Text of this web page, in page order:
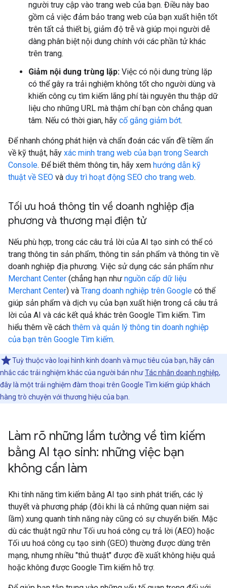
người truy cập vào trang web của bạn. Điều này bao
gồm cả việc đảm bảo trang web của bạn xuất hiện tốt
trên tất cả thiết bị, giảm độ trễ và giúp mọi người dễ
dàng phân biệt nội dung chính với các phần tử khác
trên trang.
Giảm nội dung trùng lặp: Việc có nội dung trùng lặp
có thể gây ra trải nghiệm không tốt cho người dùng và
khiến công cụ tìm kiếm lãng phí tài nguyên thu thập dữ
liệu cho những URL mà thậm chí bạn còn chẳng quan
tâm. Nếu có thời gian, hãy cố gắng giảm bớt.
Để nhanh chóng phát hiện và chẩn đoán các vấn đề tiềm ẩn
về kỹ thuật, hãy xác minh trang web của bạn trong Search
Console. Để biết thêm thông tin, hãy xem hướng dẫn kỹ
thuật về SEO và duy trì hoạt động SEO cho trang web.
Tối ưu hoá thông tin về doanh nghiệp địa
phương và thương mại điện tử
Nếu phù hợp, trong các câu trả lời của AI tạo sinh có thể có
trang thông tin sản phẩm, thông tin sản phẩm và thông tin về
doanh nghiệp địa phương. Việc sử dụng các sản phẩm như
Merchant Center (chẳng hạn như nguồn cấp dữ liệu
Merchant Center) và Trang doanh nghiệp trên Google có thể
giúp sản phẩm và dịch vụ của bạn xuất hiện trong cả câu trả
lời của AI và các kết quả khác trên Google Tìm kiếm. Tìm
hiểu thêm về cách thêm và quản lý thông tin doanh nghiệp
của bạn trên Google Tìm kiếm.
Tuỳ thuộc vào loại hình kinh doanh và mục tiêu của bạn, hãy cân
nhắc các trải nghiệm khác của người bán nhưTác nhân doanh nghiệp,
đây là một trải nghiệm đàm thoại trên Google Tìm kiếm giúp khách
hàng trò chuyện với thương hiệu của bạn.
Làm rõ những lầm tưởng về tìm kiếm
bằng AI tạo sinh: những việc bạn
không cần làm
Khi tính năng tìm kiếm bằng AI tạo sinh phát triển, các lý
thuyết và phương pháp (đôi khi là cả những quan niệm sai
lầm) xung quanh tính năng này cũng có sự chuyển biến. Mặc
dù các thuật ngữ như Tối ưu hoá công cụ trả lời (AEO) hoặc
Tối ưu hoá công cụ tạo sinh (GEO) thường được dùng trên
mạng, nhưng nhiều "thủ thuật" được đề xuất không hiệu quả
hoặc không được Google Tìm kiếm hỗ trợ.